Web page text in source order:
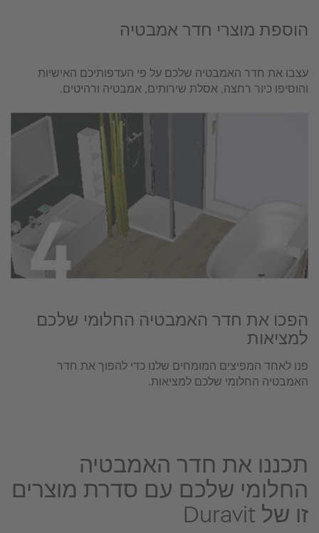
הוספת מוצרי חדר אמבטיה
עצבו את חדר האמבטיה שלכם על פי העדפותיכם האישיות
והוסיפו כיור רחצה, אסלת שירותים, אמבטיה ורהיטים.
הפכו את חדר האמבטיה החלומי שלכם
למציאות
פנו לאחד המפיצים המומחים שלנו כדי להפוך את חדר
האמבטיה החלומי שלכם למציאות.
תכננו את חדר האמבטיה
החלומי שלכם עם סדרת מוצרים
זו של Duravit